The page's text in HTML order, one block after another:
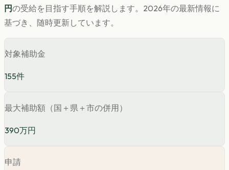
円の受給を目指す手順を解説します。 2026年の最新情報に
基づき、随時更新しています。
対象補助金
155件
最大補助額（国＋県＋市の併用）
390万円
申請